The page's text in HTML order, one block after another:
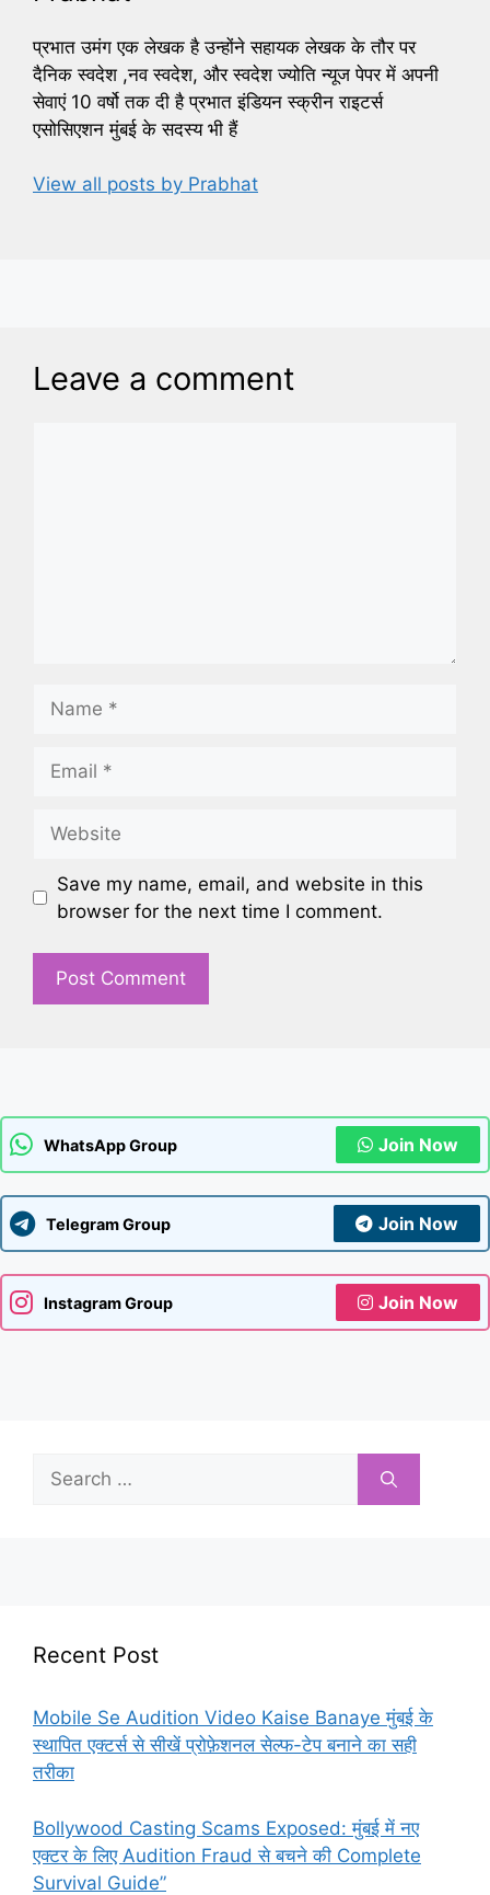
प्रभात उमंग एक लेखक है उन्होंने सहायक लेखक के तौर पर
दैनिक स्वदेश ,नव स्वदेश, और स्वदेश ज्योति न्यूज पेपर में अपनी
सेवाएं 10 वर्षो तक दी है प्रभात इंडियन स्क्रीन राइटर्स
एसोसिएशन मुंबई के सदस्य भी हैं
View all posts by Prabhat
Leave a comment
Save my name, email, and website in this
browser for the next time I comment.
WhatsApp Group Join Now
Telegram Group Join Now
Instagram Group Join Now
Search
for:
Recent Post
Mobile Se Audition Video Kaise Banaye मुंबई के
स्थापित एक्टर्स से सीखें प्रोफ़ेशनल सेल्फ-टेप बनाने का सही
तरीका
Bollywood Casting Scams Exposed: मुंबई में नए
एक्टर के लिए Audition Fraud से बचने की Complete
Survival Guide”